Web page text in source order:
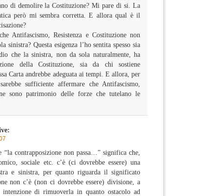
di demolire la Costituzione? Mi pare di si. La
però mi sembra corretta. E allora qual è il
Antifascismo, Resistenza e Costituzione non
sinistra? Questa esigenza l’ho sentita spesso sia
che la sinistra, non da sola naturalmente, ha
della Costituzione, sia da chi sostiene
Carta andrebbe adeguata ai tempi. E allora, per
sufficiente affermare che Antifascismo,
sono patrimonio delle forze che tutelano le
contrapposizione non passa…” significa che,
sociale etc. c’è (ci dovrebbe essere) una
e sinistra, per quanto riguarda il significato
non c’è (non ci dovrebbe essere) divisione, a
di rimuoverla in quanto ostacolo ad